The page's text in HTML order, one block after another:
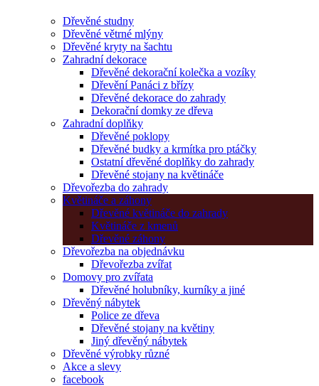
Dřevěné studny
Dřevěné větrné mlýny
Dřevěné kryty na šachtu
Zahradní dekorace
Dřevěné dekorační kolečka a vozíky
Dřevění Panáci z břízy
Dřevěné dekorace do zahrady
Dekorační domky ze dřeva
Zahradní doplňky
Dřevěné poklopy
Dřevěné budky a krmítka pro ptáčky
Ostatní dřevěné doplňky do zahrady
Dřevěné stojany na květináče
Dřevořezba do zahrady
Květináče a záhony
Dřevěné květináče do zahrady
Květináče z kmenů
Dřevěné záhony
Dřevořezba na objednávku
Dřevořezba zvířat
Domovy pro zvířata
Dřevěné holubníky, kurníky a jiné
Dřevěný nábytek
Police ze dřeva
Dřevěné stojany na květiny
Jiný dřevěný nábytek
Dřevěné výrobky různé
Akce a slevy
facebook